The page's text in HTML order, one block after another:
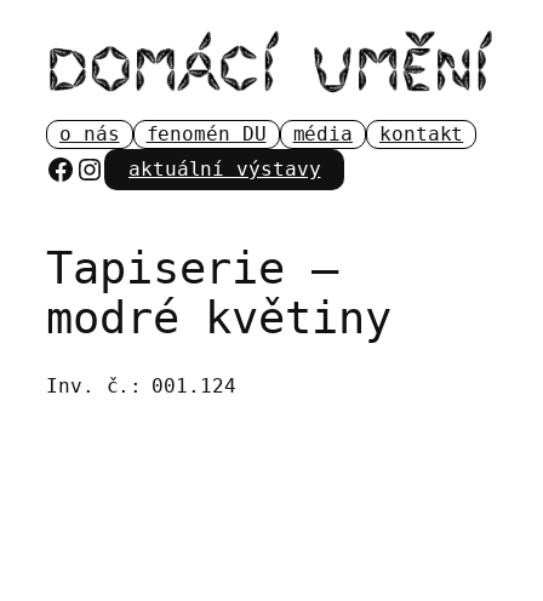
obsah
o nás fenomén DU média kontakt
Facebook
Instagram
aktuální výstavy
Tapiserie –
modré květiny
Inv. č.: 001.124